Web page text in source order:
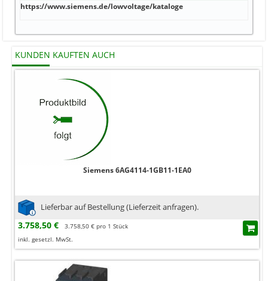
https://www.siemens.de/lowvoltage/kataloge
KUNDEN KAUFTEN AUCH
Siemens 6AG4114-1GB11-1EA0
Lieferbar auf Bestellung (Lieferzeit anfragen).
3.758,50 €
3.758,50 € pro 1 Stück
inkl. gesetzl. MwSt.